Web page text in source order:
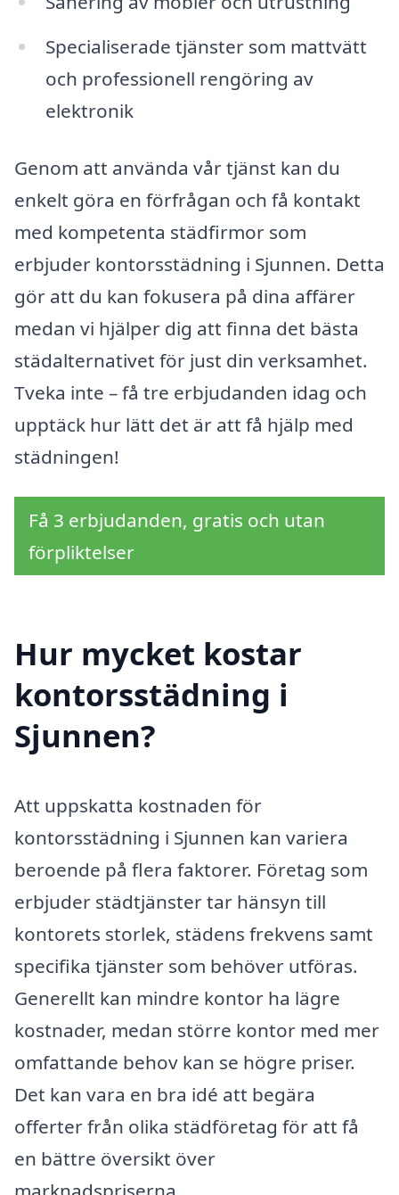
Specialiserade tjänster som mattvätt
och professionell rengöring av
elektronik
Genom att använda vår tjänst kan du
enkelt göra en förfrågan och få kontakt
med kompetenta städfirmor som
erbjuder kontorsstädning i Sjunnen. Detta
gör att du kan fokusera på dina affärer
medan vi hjälper dig att finna det bästa
städalternativet för just din verksamhet.
Tveka inte – få tre erbjudanden idag och
upptäck hur lätt det är att få hjälp med
städningen!
Få 3 erbjudanden, gratis och utan
förpliktelser
Hur mycket kostar
kontorsstädning i
Sjunnen?
Att uppskatta kostnaden för
kontorsstädning i Sjunnen kan variera
beroende på flera faktorer. Företag som
erbjuder städtjänster tar hänsyn till
kontorets storlek, städens frekvens samt
specifika tjänster som behöver utföras.
Generellt kan mindre kontor ha lägre
kostnader, medan större kontor med mer
omfattande behov kan se högre priser.
Det kan vara en bra idé att begära
offerter från olika städföretag för att få
en bättre översikt över